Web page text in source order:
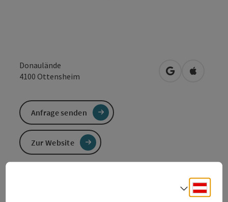
Donaulände
4100 Ottensheim in Googlein Apple
Anfrage senden
Zur Website